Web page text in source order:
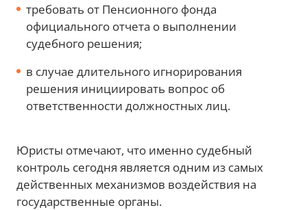
требовать от Пенсионного фонда
официального отчета о выполнении
судебного решения;
в случае длительного игнорирования
решения инициировать вопрос об
ответственности должностных лиц.
Юристы отмечают, что именно судебный
контроль сегодня является одним из самых
действенных механизмов воздействия на
государственные органы.